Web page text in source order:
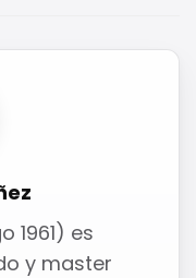
1961) es
y master